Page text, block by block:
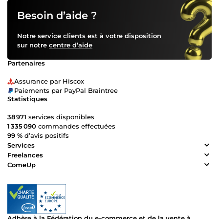
Besoin d’aide ?
Notre service clients est à votre disposition
sur notre centre d’aide
Partenaires
Assurance par Hiscox
Paiements par PayPal Braintree
Statistiques
38 971 services disponibles
1 335 090 commandes effectuées
99 % d’avis positifs
Services
Freelances
ComeUp